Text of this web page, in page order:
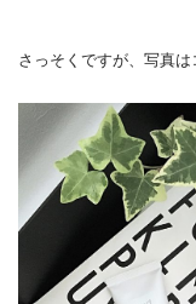
さっそくですが、写真は